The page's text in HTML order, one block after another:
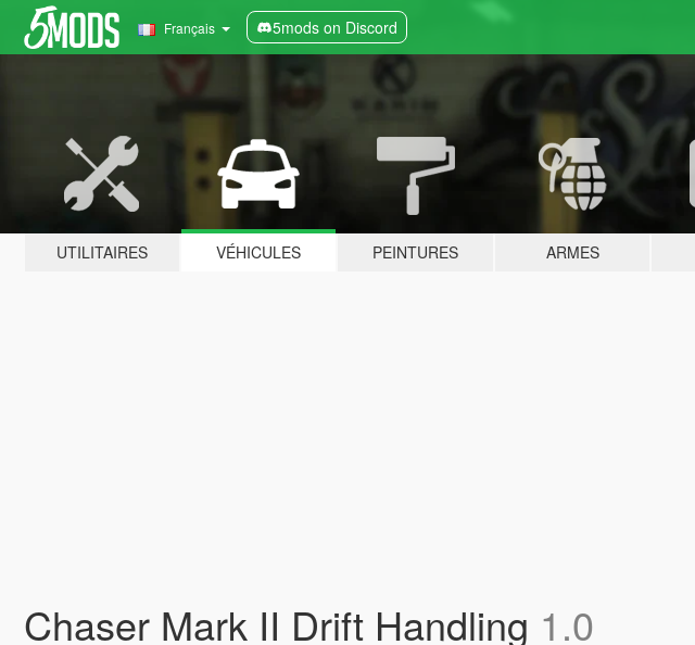
Français 5mods on Discord
UTILITAIRES VÉHICULES PEINTURES ARMES
Chaser Mark II Drift Handling 1.0